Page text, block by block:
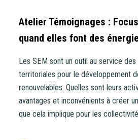
Atelier Témoignages :
quand elles font des
Les SEM sont un outil au service
territoriales pour le développement
renouvelables. Quelles sont leurs
avantages et inconvénients à créer
que cela implique pour les